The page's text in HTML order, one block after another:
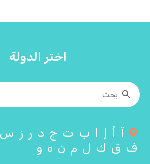
اختر الدولة
آ أ إ ا ب ت ج د ر ز س
ف ق ك ل م ن ه و